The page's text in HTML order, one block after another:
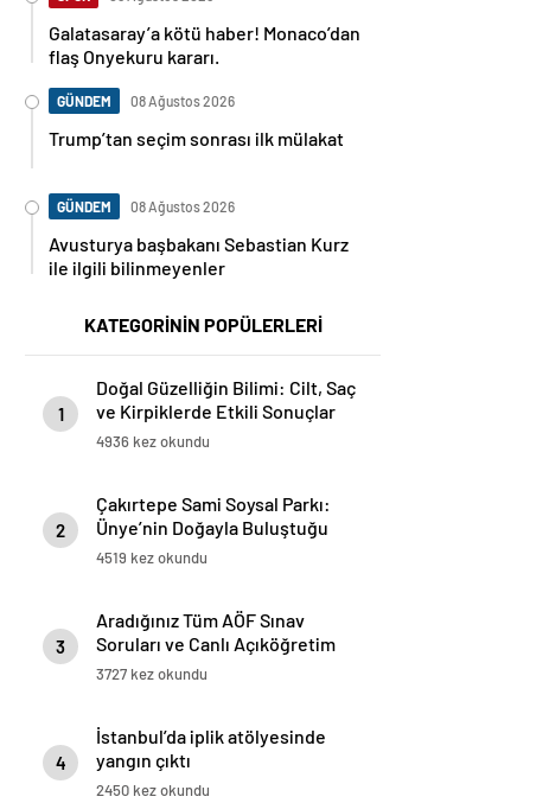
Galatasaray’a kötü haber! Monaco’dan
flaş Onyekuru kararı.
GÜNDEM 08 Ağustos 2026
Trump’tan seçim sonrası ilk mülakat
GÜNDEM 08 Ağustos 2026
Avusturya başbakanı Sebastian Kurz
ile ilgili bilinmeyenler
KATEGORİNİN POPÜLERLERİ
1
Doğal Güzelliğin Bilimi: Cilt, Saç
ve Kirpiklerde Etkili Sonuçlar
4936 kez okundu
2
Çakırtepe Sami Soysal Parkı:
Ünye’nin Doğayla Buluştuğu
Eşsiz Seyir Terası
4519 kez okundu
3
Aradığınız Tüm AÖF Sınav
Soruları ve Canlı Açıköğretim
Forumu Burada
3727 kez okundu
4
İstanbul’da iplik atölyesinde
yangın çıktı
2450 kez okundu